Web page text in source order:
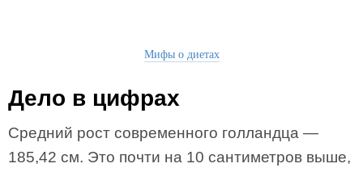
Мифы о диетах
Дело в цифрах
Средний рост современного голландца —
185,42 см. Это почти на 10 сантиметров выше,